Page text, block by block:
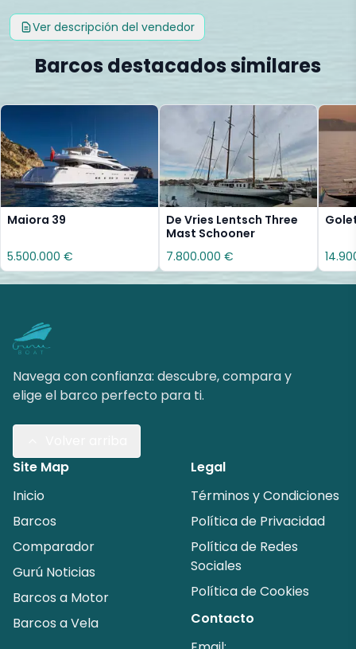
Ver descripción del vendedor
Barcos destacados similares
Maiora 39
5.500.000 €
De Vries Lentsch Three
Mast Schooner
7.800.000 €
Navega con confianza: descubre, compara y
elige el barco perfecto para ti.
Site Map
Inicio
Barcos
Comparador
Gurú Noticias
Barcos a Motor
Barcos a Vela
Legal
Términos y Condiciones
Política de Privacidad
Política de Redes
Sociales
Política de Cookies
Contacto